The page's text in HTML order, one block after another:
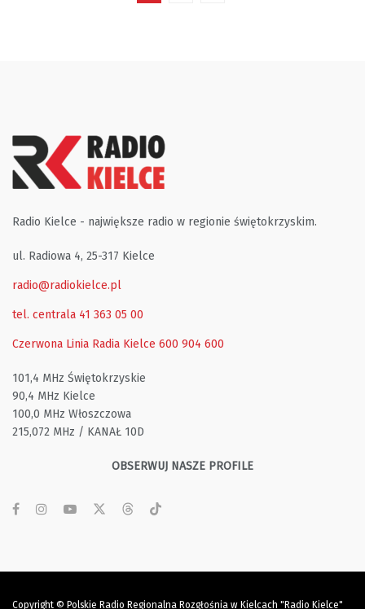
Radio Kielce - największe radio w regionie świętokrzyskim.
ul. Radiowa 4, 25-317 Kielce
radio@radiokielce.pl
tel. centrala 41 363 05 00
Czerwona Linia Radia Kielce 600 904 600
101,4 MHz Świętokrzyskie
90,4 MHz Kielce
100,0 MHz Włoszczowa
215,072 MHz / KANAŁ 10D
OBSERWUJ NASZE PROFILE
Copyright © Polskie Radio Regionalna Rozgłośnia w Kielcach "Radio Kielce"